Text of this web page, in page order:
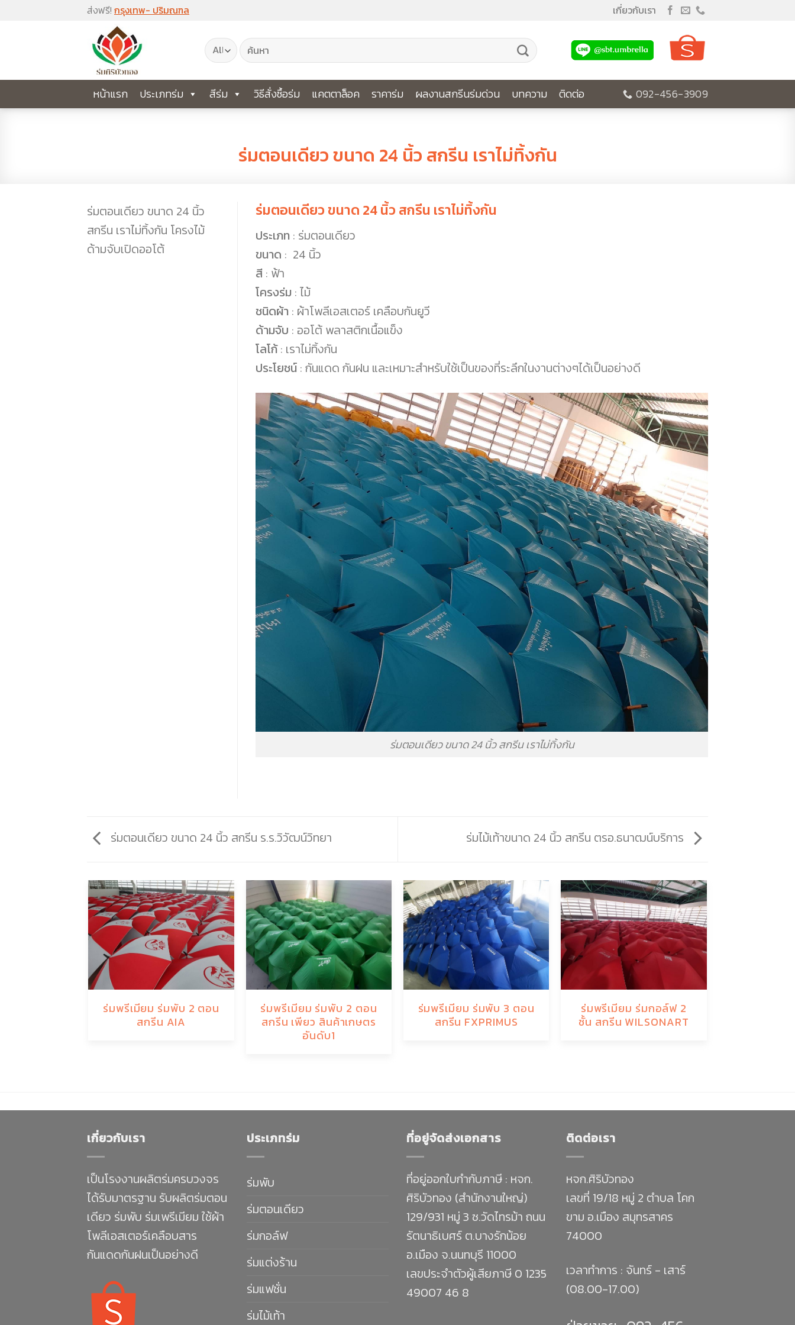
ส่งฟรี! กรุงเทพ- ปริมณฑล เกี่ยวกับเรา
ค้นหา:
หน้าแรก ประเภทร่ม สีร่ม วิธีสั่งซื้อร่ม แคตตาล็อค ราคาร่ม ผลงานสกรีนร่มด่วน บทความ ติดต่อ 092-456-3909
ร่มตอนเดียว ขนาด 24 นิ้ว สกรีน เราไม่ทิ้งกัน
ร่มตอนเดียว ขนาด 24 นิ้ว
สกรีน เราไม่ทิ้งกัน โครงไม้
ด้ามจับเปิดออโต้
ร่มตอนเดียว ขนาด 24 นิ้ว สกรีน เราไม่ทิ้งกัน
ประเภท : ร่มตอนเดียว
ขนาด : 24 นิ้ว
สี : ฟ้า
โครงร่ม : ไม้
ชนิดผ้า : ผ้าโพลีเอสเตอร์ เคลือบกันยูวี
ด้ามจับ : ออโต้ พลาสติกเนื้อแข็ง
โลโก้: เราไม่ทิ้งกัน
ประโยชน์ : กันแดด กันฝน และเหมาะสำหรับใช้เป็นของที่ระลึกในงานต่างๆได้เป็นอย่างดี
ร่มตอนเดียว ขนาด 24 นิ้ว สกรีน เราไม่ทิ้งกัน
ร่มตอนเดียว ขนาด 24 นิ้ว สกรีน ร.ร.วิวัฒน์วิทยา ร่มไม้เท้าขนาด 24 นิ้ว สกรีน ตรอ.ธนาฒน์บริการ
ร่มพรีเมียม ร่มพับ 2 ตอน
สกรีน AIA
ร่มพรีเมียม ร่มพับ 2 ตอน
สกรีน เพียว สินค้าเกษตร
อันดับ1
ร่มพรีเมียม ร่มพับ 3 ตอน
สกรีน FXPRIMUS
ร่มพรีเมียม ร่มกอล์ฟ 2
ชั้น สกรีน WILSONART
เกี่ยวกับเรา
เป็นโรงงานผลิตร่มครบวงจร
ได้รับมาตรฐาน รับผลิตร่มตอน
เดียว ร่มพับ ร่มเพรีเมียม ใช้ผ้า
โพลีเอสเตอร์เคลือบสาร
กันแดดกันฝนเป็นอย่างดี
ประเภทร่ม
ร่มพับ
ร่มตอนเดียว
ร่มกอล์ฟ
ร่มแต่งร้าน
ร่มแฟชั่น
ร่มไม้เท้า
ที่อยู่จัดส่งเอกสาร
ที่อยู่ออกใบกำกับภาษี : หจก.
ศิริบัวทอง (สำนักงานใหญ่)
129/931 หมู่ 3 ซ.วัดไทรม้า ถนน
รัตนาธิเบศร์ ต.บางรักน้อย
อ.เมือง จ.นนทบุรี 11000
เลขประจำตัวผู้เสียภาษี 0 1235
49007 46 8
ติดต่อเรา
หจก.ศิริบัวทอง
เลขที่ 19/18 หมู่ 2 ตำบล โคก
ขาม อ.เมือง สมุทรสาคร
74000
เวลาทำการ : จันทร์ - เสาร์
(08.00-17.00)